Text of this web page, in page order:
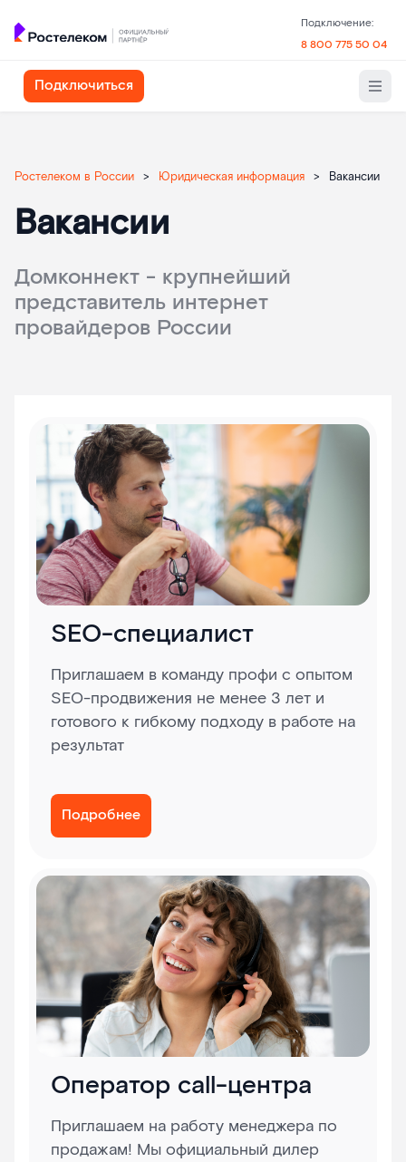
Подключение:
8 800 775 50 04
Подключиться
Ростелеком в России > Юридическая информация > Вакансии
Вакансии
Домконнект - крупнейший
представитель интернет
провайдеров России
SEO-специалист
Приглашаем в команду профи с опытом
SEO-продвижения не менее 3 лет и
готового к гибкому подходу в работе на
результат
Подробнее
Оператор call-центра
Приглашаем на работу менеджера по
продажам! Мы официальный дилер